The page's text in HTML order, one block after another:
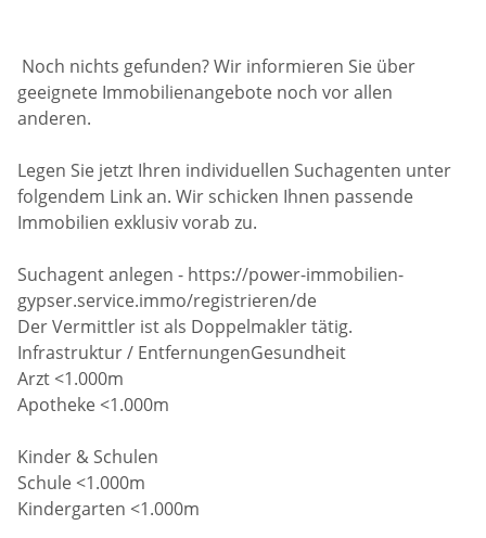
Noch nichts gefunden? Wir informieren Sie über
geeignete Immobilienangebote noch vor allen
anderen.
Legen Sie jetzt Ihren individuellen Suchagenten unter
folgendem Link an. Wir schicken Ihnen passende
Immobilien exklusiv vorab zu.
Suchagent anlegen - https://power-immobilien-
gypser.service.immo/registrieren/de
Der Vermittler ist als Doppelmakler tätig.
Infrastruktur / EntfernungenGesundheit
Arzt <1.000m
Apotheke <1.000m
Kinder & Schulen
Schule <1.000m
Kindergarten <1.000m